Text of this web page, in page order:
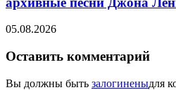
05.08.2026
Оставить комментарий
Вы должны быть залогиненыдля